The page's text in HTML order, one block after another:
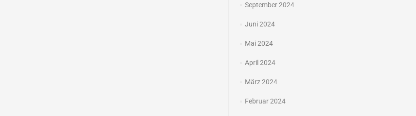
September 2024
Juni 2024
Mai 2024
April 2024
März 2024
Februar 2024